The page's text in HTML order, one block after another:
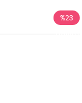
%23
İndirim